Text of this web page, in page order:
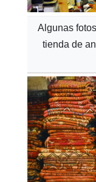
Algunas
tienda de